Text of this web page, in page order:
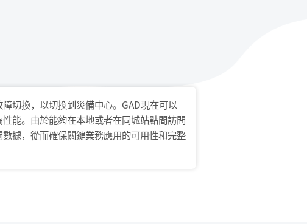
切換，以切換到災備中心。GAD現在可以
能。由於能夠在本地或者在同城站點間訪問
據，從而確保關鍵業務應用的可用性和完整